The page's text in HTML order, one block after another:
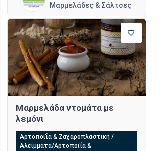
Μαρμελάδες & Σάλτσες
Μαρμελάδα ντομάτα με
λεμόνι
Αρτοποιΐα & Ζαχαροπλαστική /
Αλείμματα/Αρτοποιΐα &